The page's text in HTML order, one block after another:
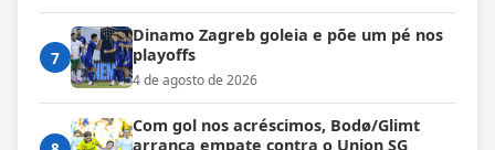
7
Dinamo Zagreb goleia e põe um pé nos
playoffs
4 de agosto de 2026
Com gol nos acréscimos, Bodø/Glimt
arranca empate contra o Union SG